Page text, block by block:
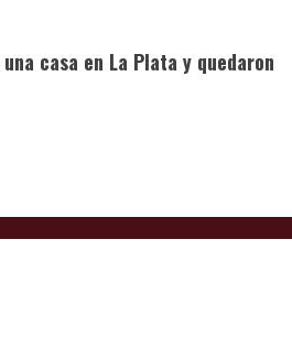
casa en La Plata y quedaron